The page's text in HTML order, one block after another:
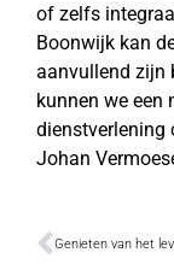
of zelfs
Boonwijk kan
aanvullend zijn
kunnen we een
dienstverlening
Johan